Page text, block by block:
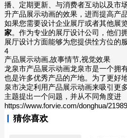
播、定期更新、与消费者互动以及市
升产品展示动画的效果，进而提高产
如果您需要设计企业展厅或者其他展
家。作为专业的展厅设计公司，他们
展厅设计方面能够为您提供恮方位的服
4
产品展示动画,故事情节,视觉效果
龙泉市产品展示动画龙泉市是一个拥
也是许多优秀产品的产地。为了更好
泉市决定利用产品展示动画来吸引更
主题提出一个问题，并从不同角度进
https://www.forvie.com/donghua/
猜你喜欢